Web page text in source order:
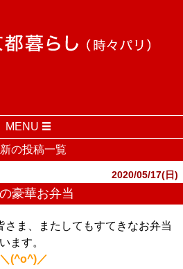
MENU
の投稿一覧
2020/05/17(日)
豪華お弁当
さま、またしてもすてきなお弁当
ます。
(^o^)／